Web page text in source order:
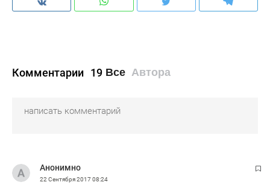
Комментарии 19 Все Автора
Анонимно
22 Сентября 201708:24